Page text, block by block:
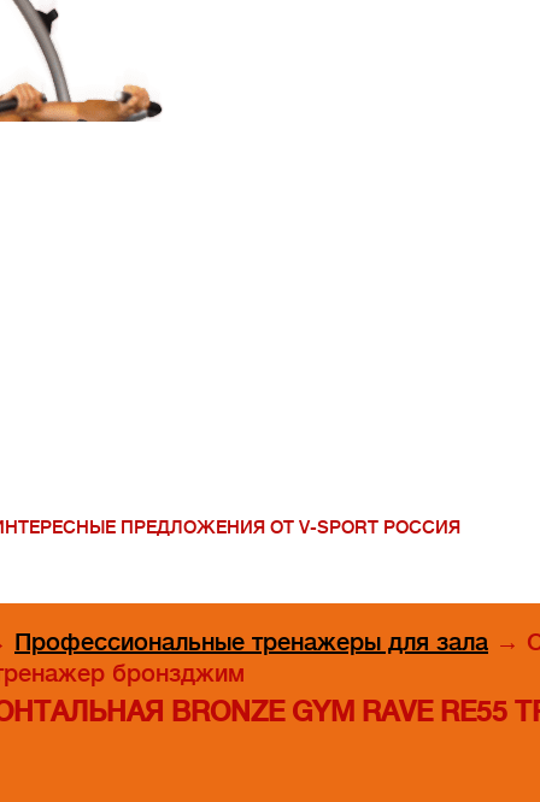
ПРЕДЛОЖЕНИЯ ОТ V-SPORT РОССИЯ
Профессиональные тренажеры для зала →
бронзджим
BRONZE GYM RAVE RE55